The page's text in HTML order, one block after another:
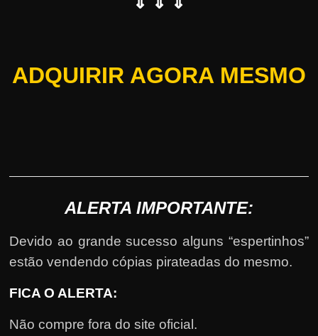
ADQUIRIR AGORA MESMO
ALERTA IMPORTANTE:
Devido ao grande sucesso alguns “espertinhos”
estão vendendo cópias pirateadas do mesmo.
FICA O ALERTA:
Não compre fora do site oficial.